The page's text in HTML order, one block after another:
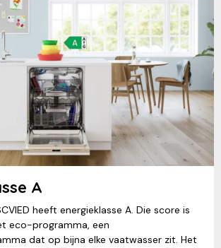
A
heeft energieklasse A. Die score is
eco-programma, een
dat op bijna elke vaatwasser zit. Het